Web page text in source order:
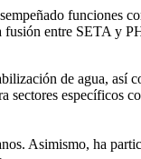
funciones
entre SETA y
de agua, así
sectores específicos
Asimismo, ha